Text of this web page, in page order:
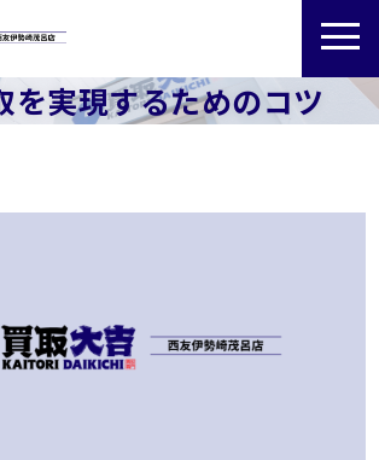
を実現するためのコツ
稿
高価買取を実現するためのコ